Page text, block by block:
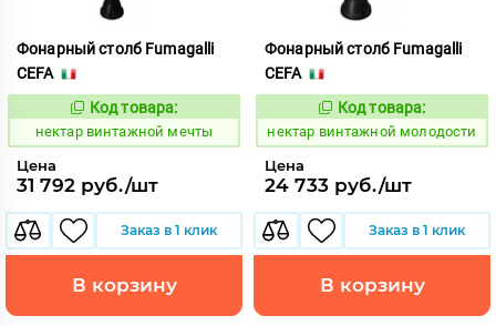
Фонарный столб Fumagalli
CEFA
Код:
1126926
Код товара:
нектар винтажной мечты
Цена
31 792 руб./шт
Заказ в 1 клик
В корзину
Фонарный столб Fumagalli
CEFA
Код:
1126929
Код товара:
нектар винтажной молодости
Цена
24 733 руб./шт
Заказ в 1 клик
В корзину